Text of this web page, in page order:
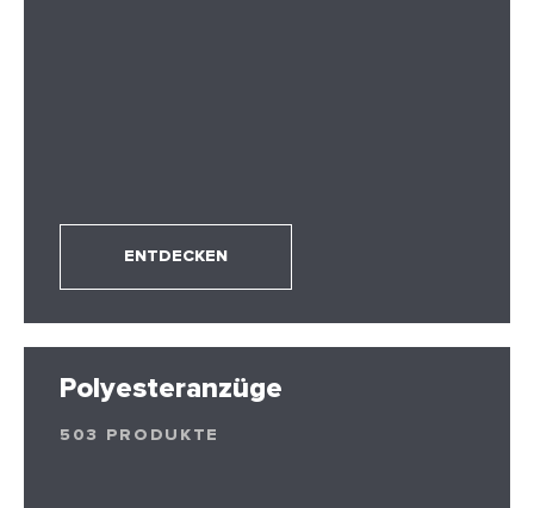
ENTDECKEN
Polyesteranzüge
503 PRODUKTE